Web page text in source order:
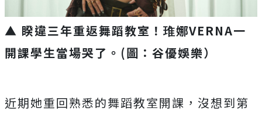
▲ 睽違三年重返舞蹈教室！琟娜VERNA一
開課學生當場哭了。(圖：谷優娛樂）
近期她重回熟悉的舞蹈教室開課，沒想到第